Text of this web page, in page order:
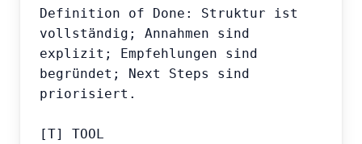
Definition of Done: Struktur ist
vollständig; Annahmen sind
explizit; Empfehlungen sind
begründet; Next Steps sind
priorisiert.
[T] TOOL